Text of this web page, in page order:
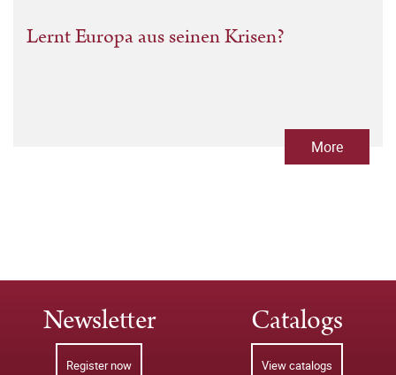
Lernt Europa aus seinen Krisen?
More
Newsletter
Register now
Catalogs
View catalogs